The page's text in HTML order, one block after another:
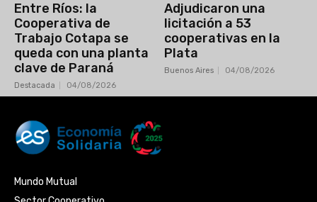
Entre Ríos: la
Cooperativa de
Trabajo Cotapa se
queda con una planta
clave de Paraná
Destacada 04/08/2026
Adjudicaron una
licitación a 53
cooperativas en la
Plata
Buenos Aires 04/08/2026
Mundo Mutual